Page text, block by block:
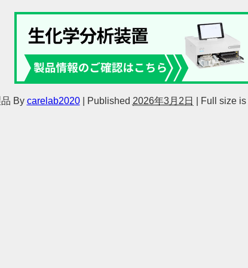
By carelab2020 Published 2026年3月2日 Full size is